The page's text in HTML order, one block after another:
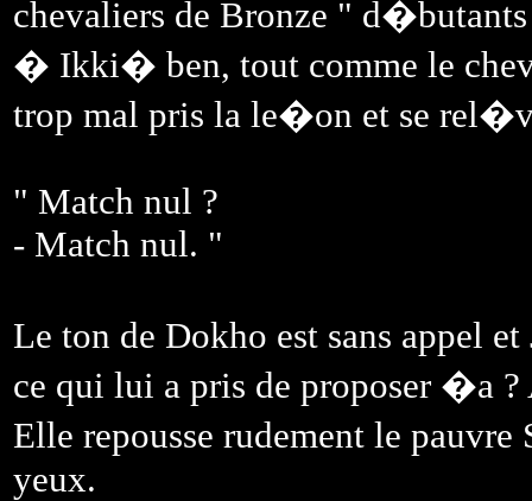
chevaliers de Bronze "
� Ikki� ben, tout comme le
trop mal pris la le�on et se
" Match nul ?
- Match nul. "
Le ton de Dokho est sans appel
ce qui lui a pris de proposer �a
Elle repousse rudement le
yeux.